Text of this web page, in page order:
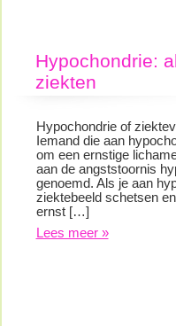
Hypochondrie:
ziekten
Hypochondrie of
Iemand die aan
om een ernstige
aan de angststoornis
genoemd. Als je aan
ziektebeeld schetsen
ernst […]
Lees meer »